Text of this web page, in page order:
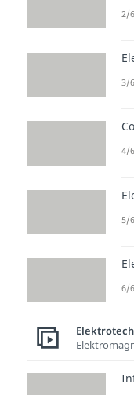
2/
3/
4/
5/
6/